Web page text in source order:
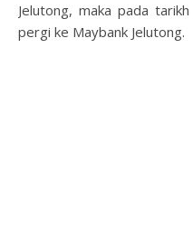
Jelutong, maka pada
pergi ke Maybank Jelutong.